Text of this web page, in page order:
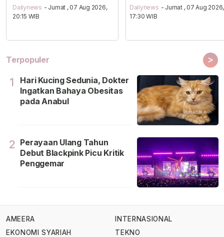
Dailynews - Jumat , 07 Aug 2026,
20:15 WIB
Dailynews - Jumat , 07 Aug 2026,
17:30 WIB
Terpopuler >
1
Hari Kucing Sedunia, Dokter
Ingatkan Bahaya Obesitas
pada Anabul
2 Perayaan Ulang Tahun
Debut Blackpink Picu Kritik
Penggemar
AMEERA
EKONOMI SYARIAH
INTERNASIONAL
TEKNO